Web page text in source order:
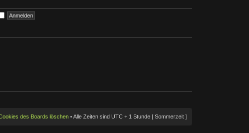
des Boards löschen• Alle Zeiten sind UTC + 1 Stunde [ Sommerzeit ]